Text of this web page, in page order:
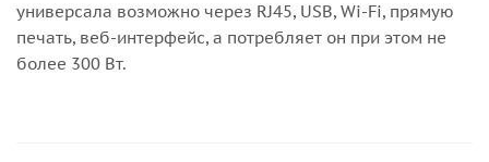
универсала возможно через RJ45, USB, Wi-Fi, прямую
печать, веб-интерфейс, а потребляет он при этом не
более 300 Вт.